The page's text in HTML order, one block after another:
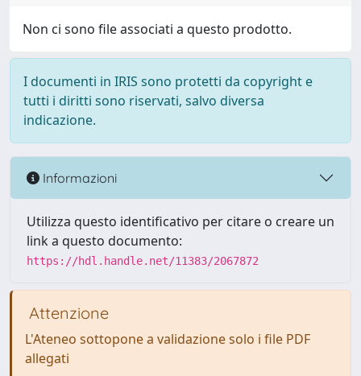
Non ci sono file associati a questo prodotto.
I documenti in IRIS sono protetti da copyright e
tutti i diritti sono riservati, salvo diversa
indicazione.
Informazioni
Utilizza questo identificativo per citare o creare un
link a questo documento:
https://hdl.handle.net/11383/2067872
Attenzione
L'Ateneo sottopone a validazione solo i file PDF
allegati